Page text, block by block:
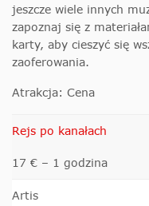
jeszcze wiele innych
zapoznaj się z
karty, aby cieszyć się
zaoferowania.
Atrakcja: Cena
Rejs po kanałach
17 € – 1 godzina
Artis